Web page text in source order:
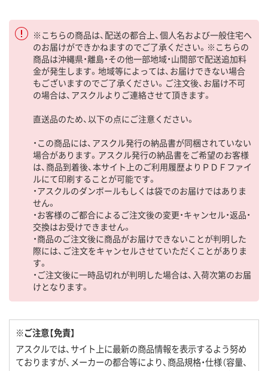
※こちらの商品は、配送の都合上、個人名および一般住宅へ
のお届けができかねますのでご了承ください。※こちらの
商品は沖縄県・離島・その他一部地域・山間部で配送追加料
金が発生します。地域等によっては、お届けできない場合
もございますのでご了承ください。ご注文後、お届け不可
の場合は、アスクルよりご連絡させて頂きます。
直送品のため、以下の点にご注意ください。
・この商品には、アスクル発行の納品書が同梱されていない
場合があります。アスクル発行の納品書をご希望のお客様
は、商品到着後、本サイト上のご利用履歴よりＰＤＦファイ
ルにて印刷することが可能です。
・アスクルのダンボールもしくは袋でのお届けではありま
せん。
・お客様のご都合によるご注文後の変更・キャンセル・返品・
交換はお受けできません。
・商品のご注文後に商品がお届けできないことが判明した
際には、ご注文をキャンセルさせていただくことがありま
す。
・ご注文後に一時品切れが判明した場合は、入荷次第のお届
けとなります。
※ご注意【免責】
アスクルでは、サイト上に最新の商品情報を表示するよう努め
ておりますが、メーカーの都合等により、商品規格・仕様（容量、